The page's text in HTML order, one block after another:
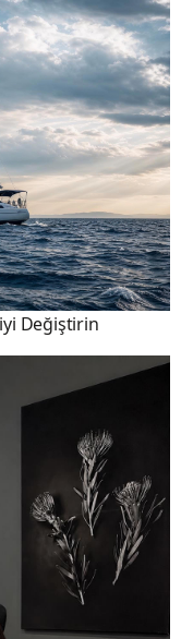
Değiştirin